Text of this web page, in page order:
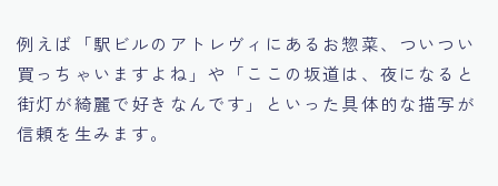
例えば「駅ビルのアトレヴィにあるお惣菜、ついつい
買っちゃいますよね」や「ここの坂道は、夜になると
街灯が綺麗で好きなんです」といった具体的な描写が
信頼を生みます。